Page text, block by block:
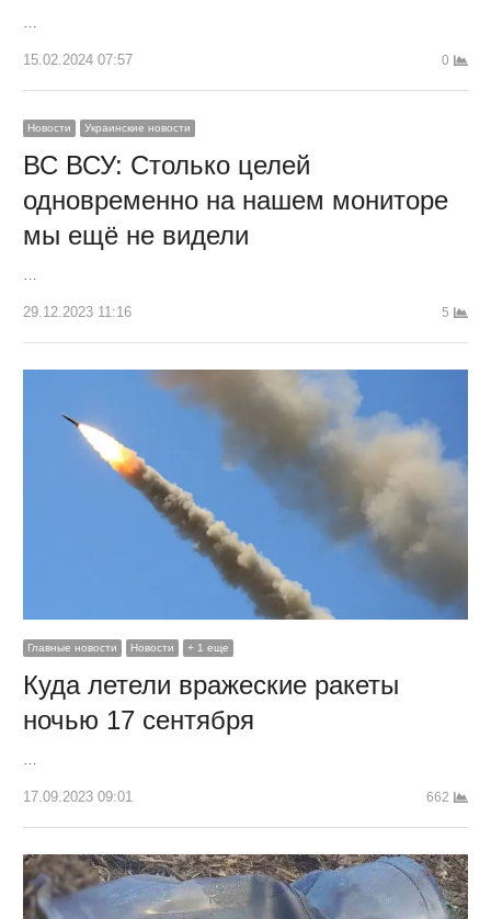
…
15.02.2024 07:57 0
Новости Украинские новости
ВС ВСУ: Столько целей
одновременно на нашем мониторе
мы ещё не видели
…
29.12.2023 11:16 5
Главные новости Новости + 1 еще
Куда летели вражеские ракеты
ночью 17 сентября
…
17.09.2023 09:01 662